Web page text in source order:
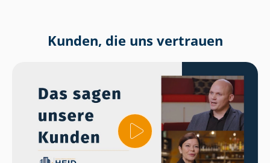
Kunden, die uns vertrauen